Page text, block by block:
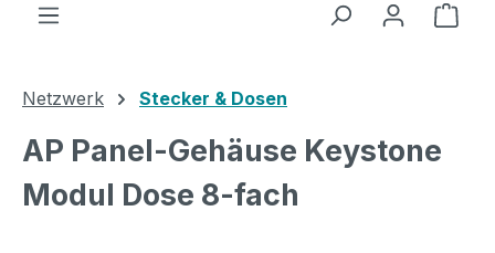
Netzwerk Stecker & Dosen
AP Panel-Gehäuse Keystone
Modul Dose 8-fach